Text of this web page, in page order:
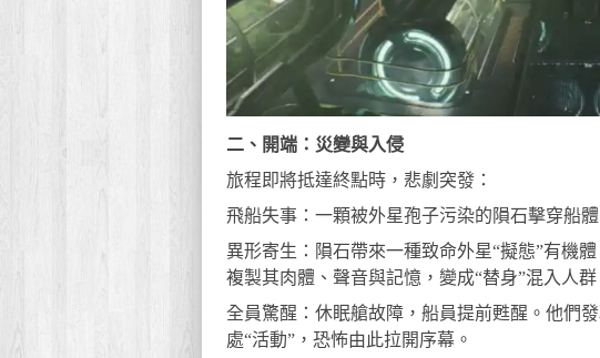
二、開端：災變與入侵
旅程即將抵達終點時，悲劇突發：
飛船失事：一顆被外星孢子污染的隕石擊穿船
異形寄生：隕石帶來一種致命外星“擬態”有機
複製其肉體、聲音與記憶，變成“替身”混入人群
全員驚醒：休眠艙故障，船員提前甦醒。他們
處“活動”，恐怖由此拉開序幕。